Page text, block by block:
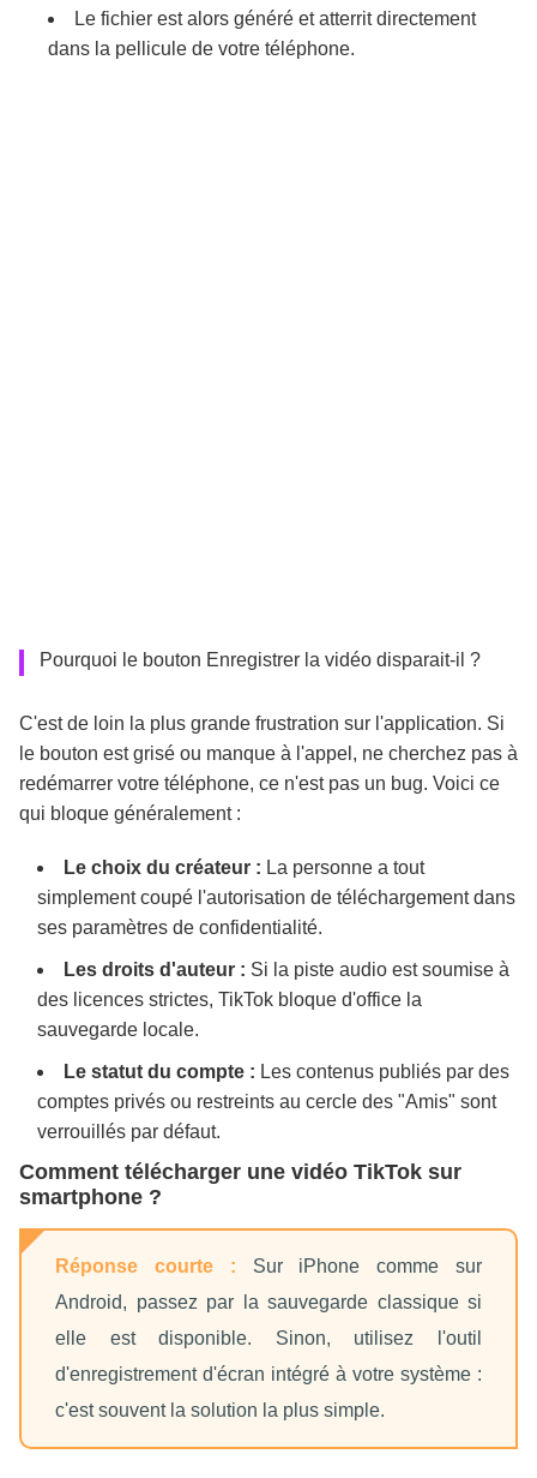
Le fichier est alors généré et atterrit directement
dans la pellicule de votre téléphone.
Pourquoi le bouton Enregistrer la vidéo disparait-il ?
C'est de loin la plus grande frustration sur l'application. Si
le bouton est grisé ou manque à l'appel, ne cherchez pas à
redémarrer votre téléphone, ce n'est pas un bug. Voici ce
qui bloque généralement :
Le choix du créateur : La personne a tout
simplement coupé l'autorisation de téléchargement dans
ses paramètres de confidentialité.
Les droits d'auteur : Si la piste audio est soumise à
des licences strictes, TikTok bloque d'office la
sauvegarde locale.
Le statut du compte : Les contenus publiés par des
comptes privés ou restreints au cercle des "Amis" sont
verrouillés par défaut.
Comment télécharger une vidéo TikTok sur
smartphone ?
Réponse courte : Sur iPhone comme sur
Android, passez par la sauvegarde classique si
elle est disponible. Sinon, utilisez l'outil
d'enregistrement d'écran intégré à votre système :
c'est souvent la solution la plus simple.